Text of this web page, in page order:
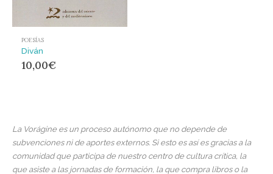
POESÍAS
Diván
10,00€
La Vorágine es un proceso autónomo que no depende de
subvenciones ni de aportes externos. Si esto es así es gracias a la
comunidad que participa de nuestro centro de cultura crítica, la
que asiste a las jornadas de formación, la que compra libros o la